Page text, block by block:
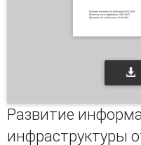
Развитие
инфраструктуры